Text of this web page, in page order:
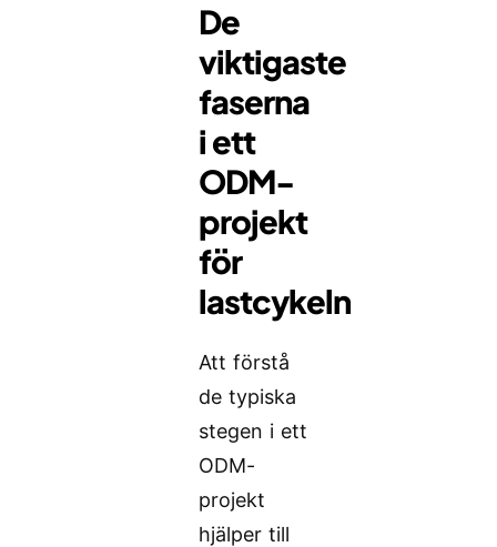
De
viktigaste
faserna
i ett
ODM-
projekt
för
lastcykeln
Att förstå
de typiska
stegen i ett
ODM-
projekt
hjälper till